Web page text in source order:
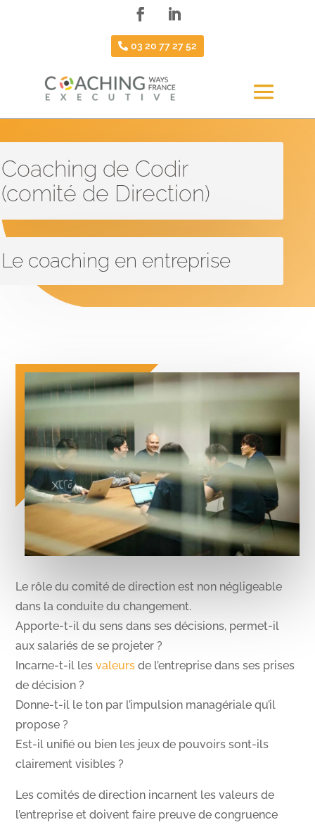
03 20 77 27 52
Coaching de Codir
(comité de Direction)
Le coaching en entreprise
Le rôle du comité de direction est non négligeable
dans la conduite du changement.
Apporte-t-il du sens dans ses décisions, permet-il
aux salariés de se projeter ?
Incarne-t-il lesvaleurs de l’entreprise dans ses prises
de décision ?
Donne-t-il le ton par l’impulsion managériale qu’il
propose ?
Est-il unifié ou bien les jeux de pouvoirs sont-ils
clairement visibles ?
Les comités de direction incarnent les valeurs de
l’entreprise et doivent faire preuve de congruence